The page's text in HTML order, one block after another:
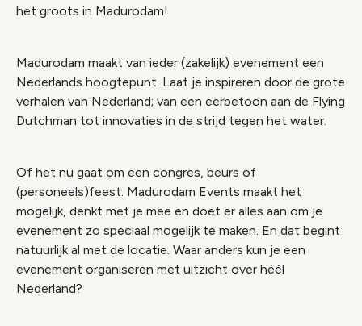
het groots in Madurodam!
Madurodam maakt van ieder (zakelijk) evenement een
Nederlands hoogtepunt. Laat je inspireren door de grote
verhalen van Nederland; van een eerbetoon aan de Flying
Dutchman tot innovaties in de strijd tegen het water.
Of het nu gaat om een congres, beurs of
(personeels)feest. Madurodam Events maakt het
mogelijk, denkt met je mee en doet er alles aan om je
evenement zo speciaal mogelijk te maken. En dat begint
natuurlijk al met de locatie. Waar anders kun je een
evenement organiseren met uitzicht over héél
Nederland?